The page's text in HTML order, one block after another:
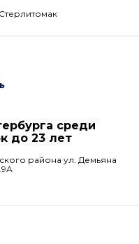
среди
до 23 лет
района ул. Демьяна